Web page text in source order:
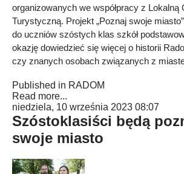
organizowanych we współpracy z Lokalną
Turystyczną. Projekt „Poznaj swoje
do uczniów szóstych klas szkół
okazję dowiedzieć się więcej o historii
czy znanych osobach związanych z
Published in RADOM
Read more...
niedziela, 10 września 2023 08:07
Szóstoklasiści będą
swoje miasto